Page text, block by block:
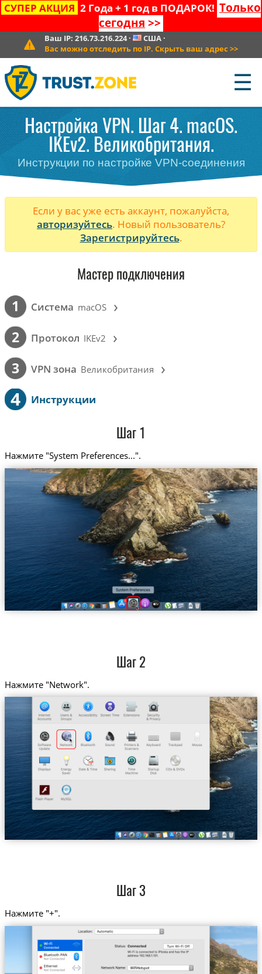
СУПЕР АКЦИЯ 2 Года + 1 год в ПОДАРОК! Только
сегодня >>
Ваш IP: 216.73.216.224· США·
Вас можно отследить по IP. Скрыть ваш адрес >>
☰
Настройка VPN. Шаг 4. macOS.
IKEv2. Великобритания.
Инструкции по настройке VPN-соединения
Если у вас уже есть аккаунт, пожалуйста,
авторизуйтесь. Новый пользователь?
Зарегистрируйтесь.
Мастер подключения
1 Cистема macOS ›
2 Протокол IKEv2 ›
3 VPN зона Великобритания ›
4 Инструкции
Шаг 1
Нажмите "System Preferences...".
Шаг 2
Нажмите "Network".
Шаг 3
Нажмите "+".